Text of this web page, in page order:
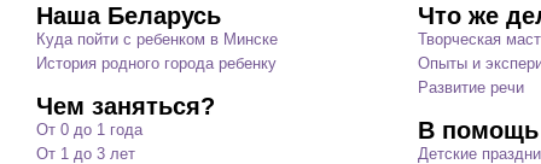
Наша Беларусь
Куда пойти с ребенком в Минске
История родного города ребенку
Чем заняться?
От 0 до 1 года
От 1 до 3 лет
Что же
Творческая
Опыты и
Развитие речи
В
Детские